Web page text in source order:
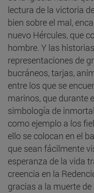
lectura de la victoria
bien sobre el mal,
nuevo Hércules, que
hombre. Y las
representaciones de
bucráneos, tarjas,
entre los que se
marinos, que durante
simbología de
como ejemplo a los
ello se colocan en el
que sean fácilmente
esperanza de la vida
creencia en la
gracias a la muerte de